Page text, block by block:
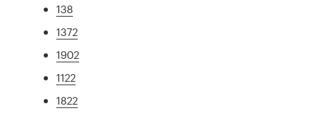
138
1372
1902
1122
1822